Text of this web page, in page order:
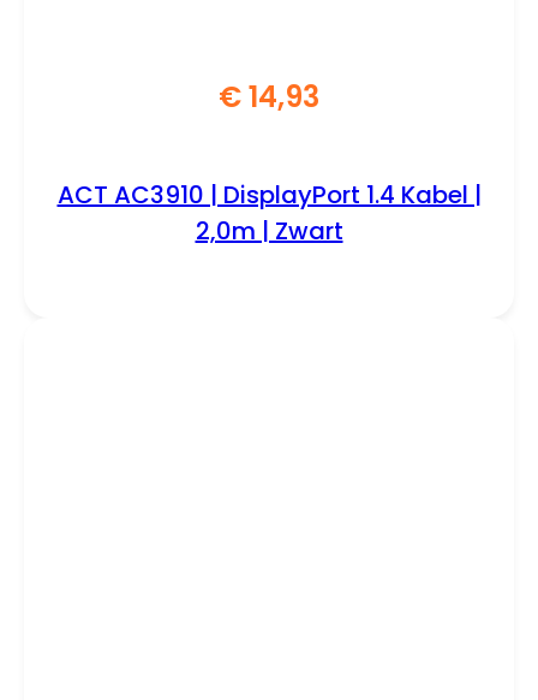
€14,93
ACT AC3910 | DisplayPort 1.4 Kabel |
2,0m | Zwart